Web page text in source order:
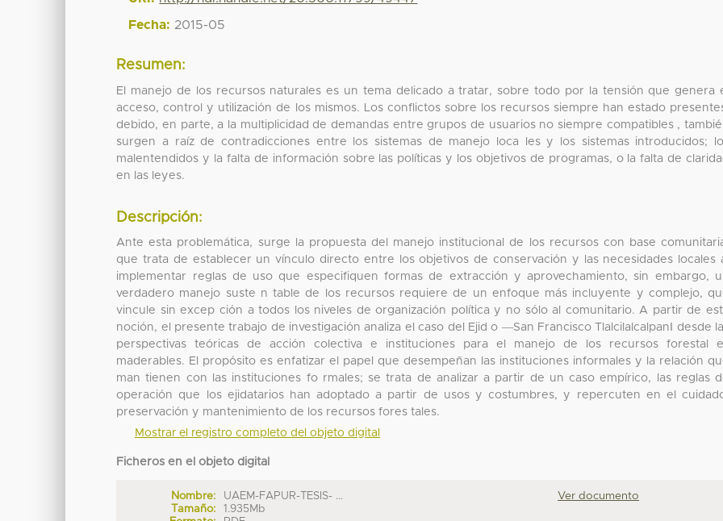
Fecha: 2015-05
Resumen:
El manejo de los recursos naturales es un tema delicado a tratar, sobre todo por la tensión que genera
acceso, control y utilización de los mismos. Los conflictos sobre los recursos siempre han estado
debido, en parte, a la multiplicidad de demandas entre grupos de usuarios no siempre compatibles ,
surgen a raíz de contradicciones entre los sistemas de manejo loca les y los sistemas introducidos;
malentendidos y la falta de información sobre las políticas y los objetivos de programas, o la falta de
en las leyes.
Descripción:
Ante esta problemática, surge la propuesta del manejo institucional de los recursos con base
que trata de establecer un vínculo directo entre los objetivos de conservación y las necesidades locales
implementar reglas de uso que especifiquen formas de extracción y aprovechamiento, sin embargo,
verdadero manejo suste n table de los recursos requiere de un enfoque más incluyente y complejo,
vincule sin excep ción a todos los niveles de organización política y no sólo al comunitario. A partir de
noción, el presente trabajo de investigación analiza el caso del Ejid o ―San Francisco Tlalcilalcalpan‖ desde
perspectivas teóricas de acción colectiva e instituciones para el manejo de los recursos forestal
maderables. El propósito es enfatizar el papel que desempeñan las instituciones informales y la relación
man tienen con las instituciones fo rmales; se trata de analizar a partir de un caso empírico, las reglas
operación que los ejidatarios han adoptado a partir de usos y costumbres, y repercuten en el
preservación y mantenimiento de los recursos fores tales.
Mostrar el registro completo del objeto digital
Ficheros en el objeto digital
Nombre:
UAEM-FAPUR-TESIS- ...
Tamaño:
1.935Mb
Ver documento